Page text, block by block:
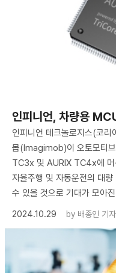
인피니언, 차량용
인피니언 테크놀로지스(코리
몹(Imagimob)이 오토모티
TC3x 및 AURIX TC4x에 머
자율주행 및 자동운전의 대
수 있을 것으로 기대가 모아
2024.10.29
by 배종인 기자